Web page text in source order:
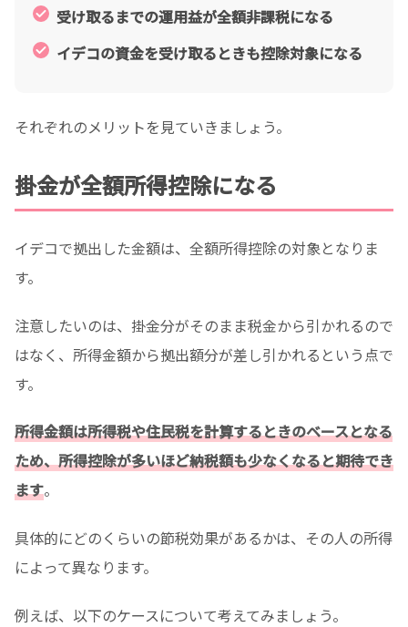
受け取るまでの運用益が全額非課税になる
イデコの資金を受け取るときも控除対象になる
それぞれのメリットを見ていきましょう。
掛金が全額所得控除になる
イデコで拠出した金額は、全額所得控除の対象となりま
す。
注意したいのは、掛金分がそのまま税金から引かれるので
はなく、所得金額から拠出額分が差し引かれるという点で
す。
所得金額は所得税や住民税を計算するときのベースとなる
ため、所得控除が多いほど納税額も少なくなると期待でき
ます。
具体的にどのくらいの節税効果があるかは、その人の所得
によって異なります。
例えば、以下のケースについて考えてみましょう。